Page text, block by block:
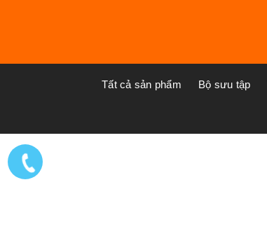
Tất cả sản phẩm Bộ sưu tập